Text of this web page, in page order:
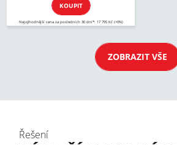
KOUPIT
Nejvýhodnější cena za posledních 30 dní*: 17 795 Kč (+0%)
ZOBRAZIT VŠE
Řešení